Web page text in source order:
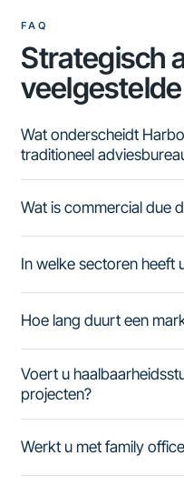
FAQ
Strategisch
Wat onderscheidt
traditioneel
Wat is commercial due
In welke sectoren heeft
Hoe lang duurt een
Voert u
projecten?
Werkt u met family